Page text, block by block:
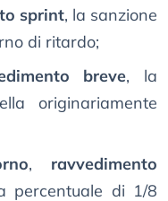
sprint, la sanzione
di ritardo;
breve, la
originariamente
, ravvedimento
percentuale di 1/8